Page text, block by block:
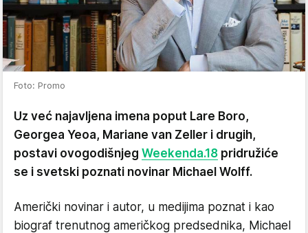
Foto: Promo
Uz već najavljena imena poput Lare Boro,
Georgea Yeoa, Mariane van Zeller i drugih,
postavi ovogodišnjeg Weekenda.18 pridružiće
se i svetski poznati novinar Michael Wolff.
Američki novinar i autor, u medijima poznat i kao
biograf trenutnog američkog predsednika, Michael